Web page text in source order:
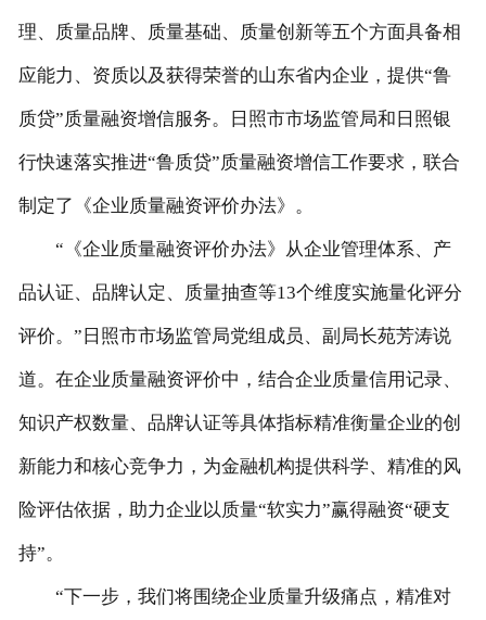
理、质量品牌、质量基础、质量创新等五个方面具备相
应能力、资质以及获得荣誉的山东省内企业，提供“鲁
质贷”质量融资增信服务。日照市市场监管局和日照银
行快速落实推进“鲁质贷”质量融资增信工作要求，联合
制定了《企业质量融资评价办法》。
“《企业质量融资评价办法》从企业管理体系、产
品认证、品牌认定、质量抽查等13个维度实施量化评分
评价。”日照市市场监管局党组成员、副局长苑芳涛说
道。在企业质量融资评价中，结合企业质量信用记录、
知识产权数量、品牌认证等具体指标精准衡量企业的创
新能力和核心竞争力，为金融机构提供科学、精准的风
险评估依据，助力企业以质量“软实力”赢得融资“硬支
持”。
“下一步，我们将围绕企业质量升级痛点，精准对